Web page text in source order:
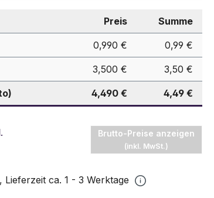
Preis Summe
0,990 € 0,99 €
3,500 € 3,50 €
4,490 € 4,49 €
Brutto-Preise anzeigen
(inkl. MwSt.)
ca. 1 - 3 Werktage